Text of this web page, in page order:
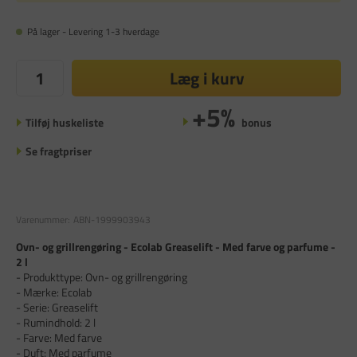
På lager - Levering 1-3 hverdage
Læg i kurv
Tilføj huskeliste +5% bonus
Se fragtpriser
Varenummer: ABN-1999903943
Ovn- og grillrengøring - Ecolab Greaselift - Med farve og parfume -
2 l
- Produkttype: Ovn- og grillrengøring
- Mærke: Ecolab
- Serie: Greaselift
- Rumindhold: 2 l
- Farve: Med farve
- Duft: Med parfume